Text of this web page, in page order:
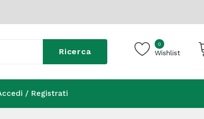
Ricerca
0
Wishlist
/ Registrati